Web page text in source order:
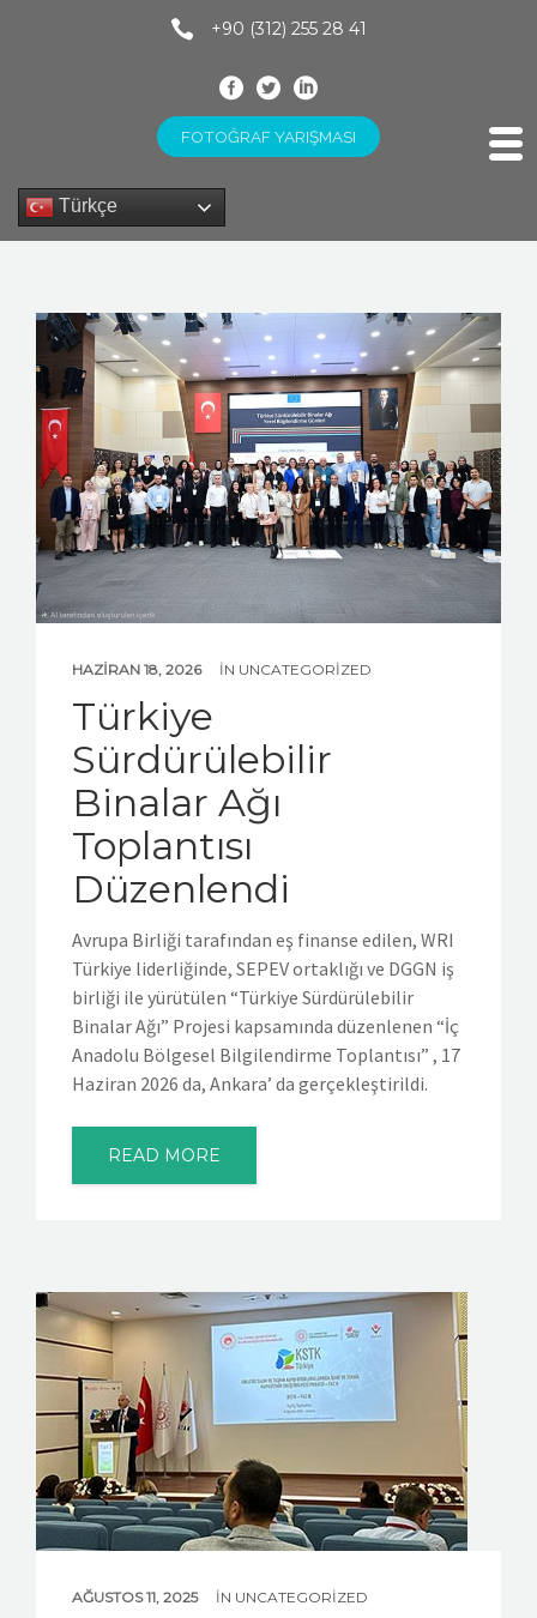
+90 (312) 255 28 41
FOTOĞRAF YARIŞMASI
Türkçe
HAZIRAN 18, 2026 IN UNCATEGORIZED
Türkiye
Sürdürülebilir
Binalar Ağı
Toplantısı
Düzenlendi
Avrupa Birliği tarafından eş finanse edilen, WRI
Türkiye liderliğinde, SEPEV ortaklığı ve DGGN iş
birliği ile yürütülen “Türkiye Sürdürülebilir
Binalar Ağı” Projesi kapsamında düzenlenen “İç
Anadolu Bölgesel Bilgilendirme Toplantısı” , 17
Haziran 2026 da, Ankara’ da gerçekleştirildi.
READ MORE
AĞUSTOS 11, 2025 IN UNCATEGORIZED